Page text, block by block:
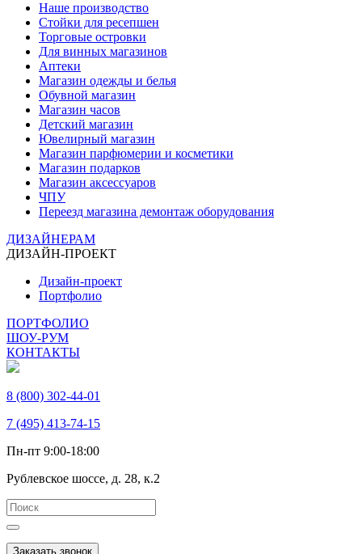
Наше производство
Стойки для ресепшен
Торговые островки
Для винных магазинов
Аптеки
Магазин одежды и белья
Обувной магазин
Магазин часов
Детский магазин
Ювелирный магазин
Магазин парфюмерии и косметики
Магазин подарков
Магазин аксессуаров
ЧПУ
Переезд магазина демонтаж оборудования
ДИЗАЙНЕРАМ
ДИЗАЙН-ПРОЕКТ
Дизайн-проект
Портфолио
ПОРТФОЛИО
ШОУ-РУМ
КОНТАКТЫ
8 (800) 302-44-01
7 (495) 413-74-15
Пн-пт 9:00-18:00
Рублевское шоссе, д. 28, к.2
Заказать звонок